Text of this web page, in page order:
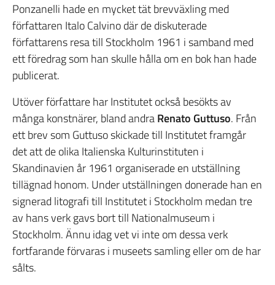
Ponzanelli hade en mycket tät brevväxling med
författaren Italo Calvino där de diskuterade
författarens resa till Stockholm 1961 i samband med
ett föredrag som han skulle hålla om en bok han hade
publicerat.
Utöver författare har Institutet också besökts av
många konstnärer, bland andraRenato Guttuso. Från
ett brev som Guttuso skickade till Institutet framgår
det att de olika Italienska Kulturinstituten i
Skandinavien år 1961 organiserade en utställning
tillägnad honom. Under utställningen donerade han en
signerad litografi till Institutet i Stockholm medan tre
av hans verk gavs bort till Nationalmuseum i
Stockholm. Ännu idag vet vi inte om dessa verk
fortfarande förvaras i museets samling eller om de har
sålts.